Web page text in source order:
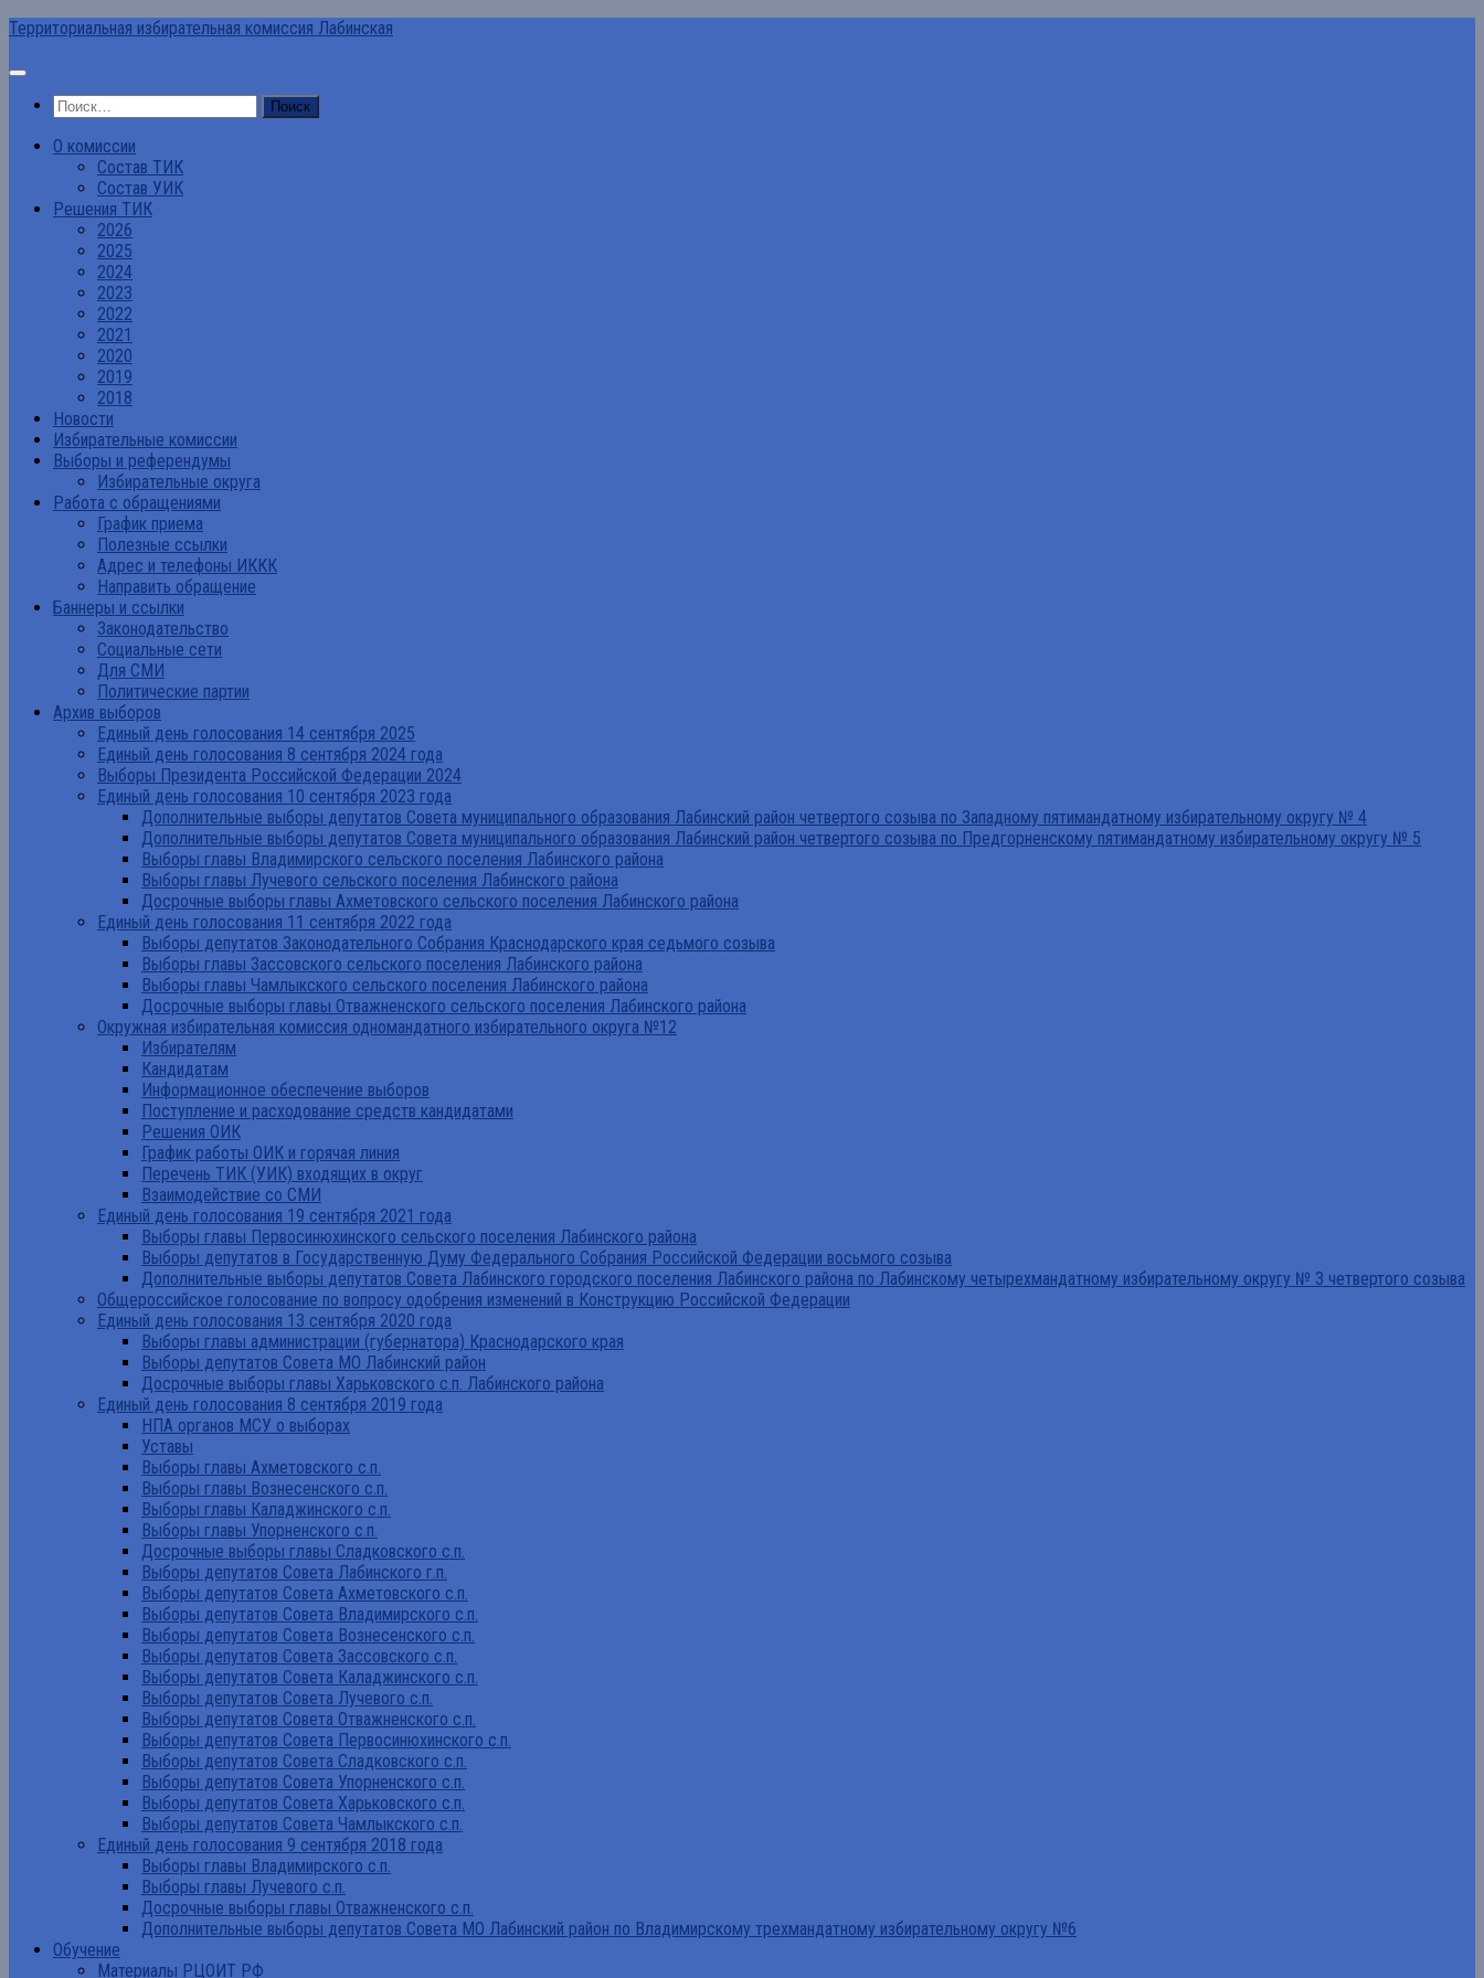
Перейти
содержимому
Территориальная избирательная комиссия Лабинская
Найти:
О комиссии
Состав ТИК
Состав УИК
Решения ТИК
2026
2025
2024
2023
2022
2021
2020
2019
2018
Новости
Избирательные комиссии
Выборы и референдумы
Избирательные округа
Работа с обращениями
График приема
Полезные ссылки
Адрес и телефоны ИККК
Направить обращение
Баннеры и ссылки
Законодательство
Социальные сети
Для СМИ
Политические партии
Архив выборов
Единый день голосования 14 сентября 2025
Единый день голосования 8 сентября 2024 года
Выборы Президента Российской Федерации 2024
Единый день голосования 10 сентября 2023 года
Дополнительные выборы депутатов Совета муниципального образования Лабинский район четвертого созыва по Западному пятимандатному избирательному округу № 4
Дополнительные выборы депутатов Совета муниципального образования Лабинский район четвертого созыва по Предгорненскому пятимандатному избирательному округу № 5
Выборы главы Владимирского сельского поселения Лабинского района
Выборы главы Лучевого сельского поселения Лабинского района
Досрочные выборы главы Ахметовского сельского поселения Лабинского района
Единый день голосования 11 сентября 2022 года
Выборы депутатов Законодательного Собрания Краснодарского края седьмого созыва
Выборы главы Зассовского сельского поселения Лабинского района
Выборы главы Чамлыкского сельского поселения Лабинского района
Досрочные выборы главы Отважненского сельского поселения Лабинского района
Окружная избирательная комиссия одномандатного избирательного округа №12
Избирателям
Кандидатам
Информационное обеспечение выборов
Поступление и расходование средств кандидатами
Решения ОИК
График работы ОИК и горячая линия
Перечень ТИК (УИК) входящих в округ
Взаимодействие со СМИ
Единый день голосования 19 сентября 2021 года
Выборы главы Первосинюхинского сельского поселения Лабинского района
Выборы депутатов в Государственную Думу Федерального Собрания Российской Федерации восьмого созыва
Дополнительные выборы депутатов Совета Лабинского городского поселения Лабинского района по Лабинскому четырехмандатному избирательному округу № 3 четвертого созыва
Общероссийское голосование по вопросу одобрения изменений в Конструкцию Российской Федерации
Единый день голосования 13 сентября 2020 года
Выборы главы администрации (губернатора) Краснодарского края
Выборы депутатов Совета МО Лабинский район
Досрочные выборы главы Харьковского с.п. Лабинского района
Единый день голосования 8 сентября 2019 года
НПА органов МСУ о выборах
Уставы
Выборы главы Ахметовского с.п.
Выборы главы Вознесенского с.п.
Выборы главы Каладжинского с.п.
Выборы главы Упорненского с.п.
Досрочные выборы главы Сладковского с.п.
Выборы депутатов Совета Лабинского г.п.
Выборы депутатов Совета Ахметовского с.п.
Выборы депутатов Совета Владимирского с.п.
Выборы депутатов Совета Вознесенского с.п.
Выборы депутатов Совета Зассовского с.п.
Выборы депутатов Совета Каладжинского с.п.
Выборы депутатов Совета Лучевого с.п.
Выборы депутатов Совета Отважненского с.п.
Выборы депутатов Совета Первосинюхинского с.п.
Выборы депутатов Совета Сладковского с.п.
Выборы депутатов Совета Упорненского с.п.
Выборы депутатов Совета Харьковского с.п.
Выборы депутатов Совета Чамлыкского с.п.
Единый день голосования 9 сентября 2018 года
Выборы главы Владимирского с.п.
Выборы главы Лучевого с.п.
Досрочные выборы главы Отважненского с.п.
Дополнительные выборы депутатов Совета МО Лабинский район по Владимирскому трехмандатному избирательному округу №6
Обучение
Материалы РЦОИТ РФ